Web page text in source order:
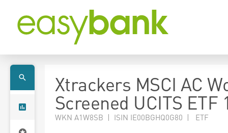
Xtrackers MSCI AC
Screened UCITS ETF
WKN A1W8SB | ISIN IE00BGHQ0G80 | ETF